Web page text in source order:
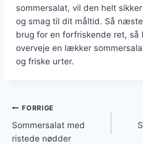
sommersalat, vil den helt
og smag til dit måltid. Så
brug for en forfriskende ret, så
overveje en lækker
og friske urter.
Indlægsnavigation
FORRIGE
Sommersalat med
ristede nødder